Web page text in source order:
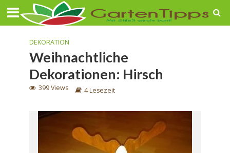
DEKORATION
Weihnachtliche
Dekorationen: Hirsch
399 Views 4 Lesezeit